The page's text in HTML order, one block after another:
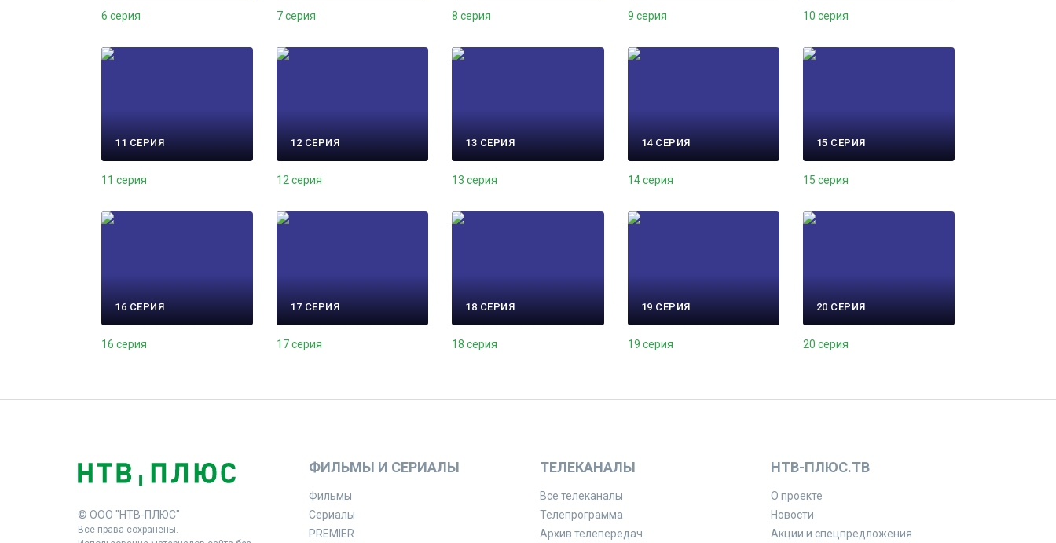
6 серия 7 серия 8 серия 9 серия 10 серия
11 СЕРИЯ
11 серия
12 СЕРИЯ
12 серия
13 СЕРИЯ
13 серия
14 СЕРИЯ
14 серия
15 СЕРИЯ
15 серия
16 СЕРИЯ
16 серия
17 СЕРИЯ
17 серия
18 СЕРИЯ
18 серия
19 СЕРИЯ
19 серия
20 СЕРИЯ
20 серия
© ООО "НТВ-ПЛЮС"
Все права сохранены.
ФИЛЬМЫ И СЕРИАЛЫ
Фильмы
Сериалы
PREMIER
ТЕЛЕКАНАЛЫ
Все телеканалы
Телепрограмма
Архив телепередач
НТВ-ПЛЮС.ТВ
О проекте
Новости
Акции и спецпредложения